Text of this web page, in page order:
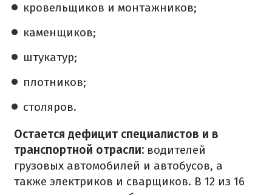
кровельщиков и монтажников;
каменщиков;
штукатур;
плотников;
столяров.
Остается дефицит специалистов и в
транспортной отрасли: водителей
грузовых автомобилей и автобусов, а
также электриков и сварщиков. В 12 из 16